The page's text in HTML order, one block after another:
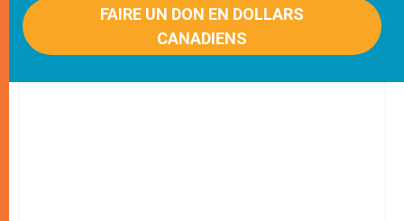
FAIRE UN DON EN DOLLARS
CANADIENS